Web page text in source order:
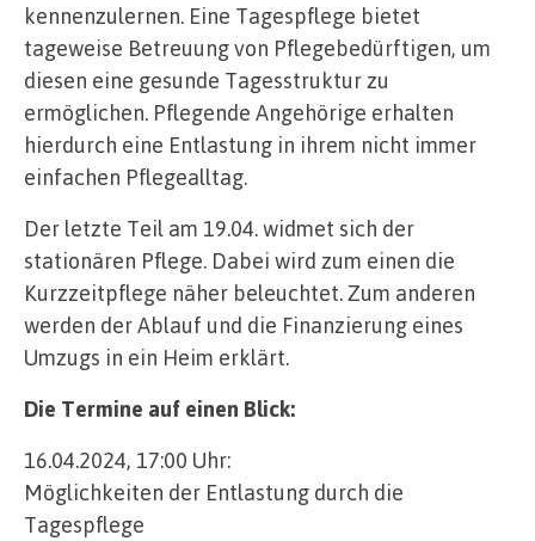
kennenzulernen. Eine Tagespflege bietet
tageweise Betreuung von Pflegebedürftigen, um
diesen eine gesunde Tagesstruktur zu
ermöglichen. Pflegende Angehörige erhalten
hierdurch eine Entlastung in ihrem nicht immer
einfachen Pflegealltag.
Der letzte Teil am 19.04. widmet sich der
stationären Pflege. Dabei wird zum einen die
Kurzzeitpflege näher beleuchtet. Zum anderen
werden der Ablauf und die Finanzierung eines
Umzugs in ein Heim erklärt.
Die Termine auf einen Blick:
16.04.2024, 17:00 Uhr:
Möglichkeiten der Entlastung durch die
Tagespflege